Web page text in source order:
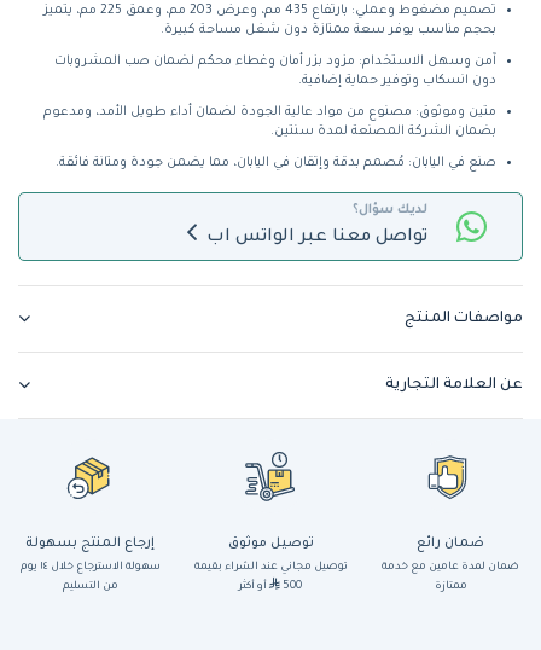
تصميم مضغوط وعملي: بارتفاع 435 مم، وعرض 203 مم، وعمق 225 مم، يتميز
بحجم مناسب يوفر سعة ممتازة دون شغل مساحة كبيرة.
آمن وسهل الاستخدام: مزود بزر أمان وغطاء محكم لضمان صب المشروبات
دون انسكاب وتوفير حماية إضافية.
متين وموثوق: مصنوع من مواد عالية الجودة لضمان أداء طويل الأمد، ومدعوم
بضمان الشركة المصنعة لمدة سنتين.
صنع في اليابان: مُصمم بدقة وإتقان في اليابان، مما يضمن جودة ومتانة فائقة.
لديك سؤال؟
تواصل معنا عبر الواتس اب
مواصفات المنتج
عن العلامة التجارية
ضمان رائع
ضمان لمدة عامين مع خدمة
ممتازة
توصيل موثوق
توصيل مجاني عند الشراء بقيمة
500
أو أكثر
إرجاع المنتج بسهولة
سهولة الاسترجاع خلال ١٤ يوم
من التسليم